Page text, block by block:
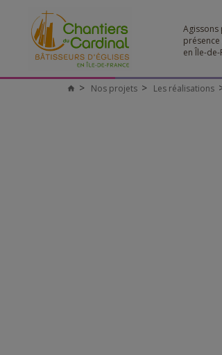
Agissons
présence
en Île-de-
Nos projets Les réalisations